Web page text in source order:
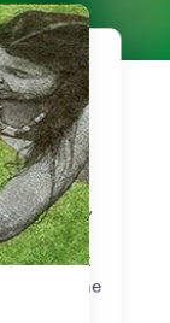
vous
Modo Mio,
ou les
est
même
première